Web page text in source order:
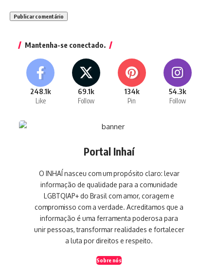
Mantenha-se conectado.
248.1k
Like
69.1k
Follow
134k
Pin
54.3k
Follow
Portal Inhaí
O INHAÍ nasceu com um propósito claro: levar
informação de qualidade para a comunidade
LGBTQIAP+ do Brasil com amor, coragem e
compromisso com a verdade. Acreditamos que a
informação é uma ferramenta poderosa para
unir pessoas, transformar realidades e fortalecer
a luta por direitos e respeito.
Sobre nós